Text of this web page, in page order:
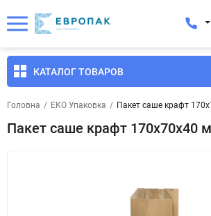
КАТАЛОГ ТОВАРОВ
Головна / ЕКО Упаковка / Пакет саше крафт
Пакет саше крафт 170x70x40